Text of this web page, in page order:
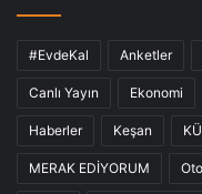
#EvdeKal Anketler
Canlı Yayın Ekonomi
Haberler Keşan
MERAK EDİYORUM